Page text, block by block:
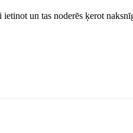
un tas noderēs ķerot